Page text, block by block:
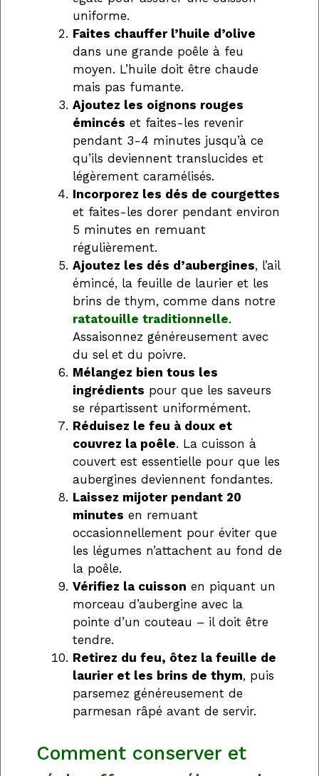
uniforme.
Faites chauffer l’huile d’olive
dans une grande poêle à feu
moyen. L’huile doit être chaude
mais pas fumante.
Ajoutez les oignons rouges
émincés et faites-les revenir
pendant 3-4 minutes jusqu’à ce
qu’ils deviennent translucides et
légèrement caramélisés.
Incorporez les dés de courgettes
et faites-les dorer pendant environ
5 minutes en remuant
régulièrement.
Ajoutez les dés d’aubergines, l’ail
émincé, la feuille de laurier et les
brins de thym, comme dans notre
ratatouille traditionnelle.
Assaisonnez généreusement avec
du sel et du poivre.
Mélangez bien tous les
ingrédients pour que les saveurs
se répartissent uniformément.
Réduisez le feu à doux et
couvrez la poêle. La cuisson à
couvert est essentielle pour que les
aubergines deviennent fondantes.
Laissez mijoter pendant 20
minutes en remuant
occasionnellement pour éviter que
les légumes n’attachent au fond de
la poêle.
Vérifiez la cuisson en piquant un
morceau d’aubergine avec la
pointe d’un couteau – il doit être
tendre.
Retirez du feu, ôtez la feuille de
laurier et les brins de thym, puis
parsemez généreusement de
parmesan râpé avant de servir.
Comment conserver et